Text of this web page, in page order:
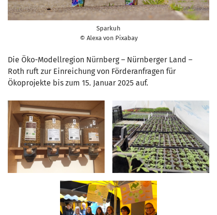
Sparkuh
© Alexa von Pixabay
Die Öko-Modellregion Nürnberg – Nürnberger Land –
Roth ruft zur Einreichung von Förderanfragen für
Ökoprojekte bis zum 15. Januar 2025 auf.